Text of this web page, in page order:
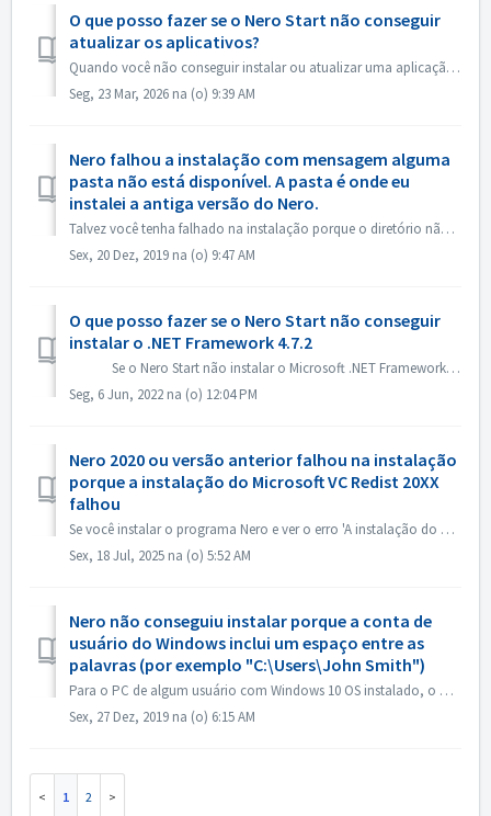
O que posso fazer se o Nero Start não conseguir
atualizar os aplicativos?
Quando você não conseguir instalar ou atualizar uma aplicação em Nero Start, você pode tentar os seguintes métodos para resolvê-la. As aplicações Nero (...
Seg, 23 Mar, 2026 na (o) 9:39 AM
Nero falhou a instalação com mensagem alguma
pasta não está disponível. A pasta é onde eu
instalei a antiga versão do Nero.
Talvez você tenha falhado na instalação porque o diretório não está disponível. A mensagem pode ser parecida com a seguinte: Isto porque você costumav...
Sex, 20 Dez, 2019 na (o) 9:47 AM
O que posso fazer se o Nero Start não conseguir
instalar o .NET Framework 4.7.2
Se o Nero Start não instalar o Microsoft .NET Framework 4.7.2 na Central de Atualizações, você poderia tentar os seguintes métodos para resolvê...
Seg, 6 Jun, 2022 na (o) 12:04 PM
Nero 2020 ou versão anterior falhou na instalação
porque a instalação do Microsoft VC Redist 20XX
falhou
Se você instalar o programa Nero e ver o erro 'A instalação do Microsoft VC Redist 2015-20xx (x86) falhou', siga os passos abaixo: 1. Abra o Pai...
Sex, 18 Jul, 2025 na (o) 5:52 AM
Nero não conseguiu instalar porque a conta de
usuário do Windows inclui um espaço entre as
palavras (por exemplo "C:\Users\John Smith")
Para o PC de algum usuário com Windows 10 OS instalado, o windows log in com espaço ou caracteres especiais pode causar problemas de instalação. Para re...
Sex, 27 Dez, 2019 na (o) 6:15 AM
1 2